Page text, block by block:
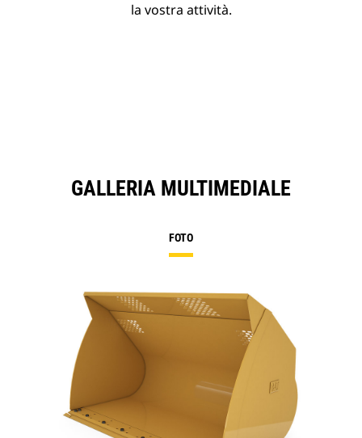
la vostra attività.
GALLERIA MULTIMEDIALE
FOTO